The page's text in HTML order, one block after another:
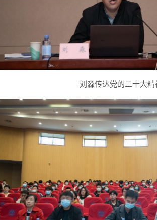
刘淼传达党的二十大精